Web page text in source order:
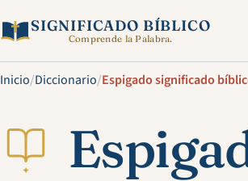
SIGNIFICADO BÍBLICO
Comprende la Palabra.
Inicio/Diccionario/Espigado significado
✦